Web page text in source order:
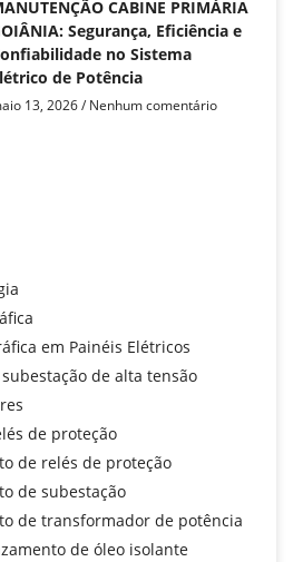
CABINE PRIMÁRIA
Segurança, Eficiência e
no Sistema
de Potência
13, 2026 Nenhum comentário
em Painéis Elétricos
de alta tensão
de proteção
de relés de proteção
de subestação
de transformador de potência
de óleo isolante